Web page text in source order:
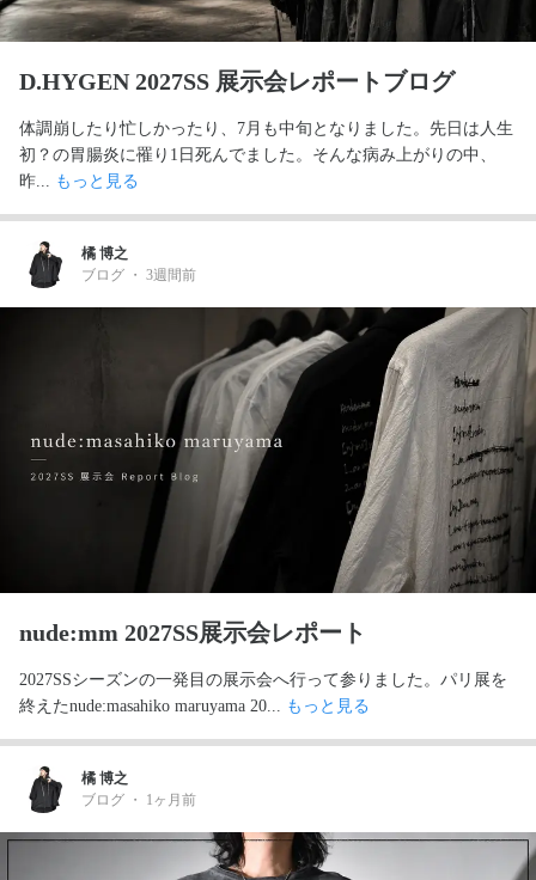
D.HYGEN 2027SS 展示会レポートブログ
体調崩したり忙しかったり、7月も中旬となりました。先日は人生
初？の胃腸炎に罹り1日死んでました。そんな病み上がりの中、
昨... もっと見る
橘 博之
ブログ ・ 3週間前
nude:mm 2027SS展示会レポート
2027SSシーズンの一発目の展示会へ行って参りました。パリ展を
終えたnude:masahiko maruyama 20... もっと見る
橘 博之
ブログ ・ 1ヶ月前